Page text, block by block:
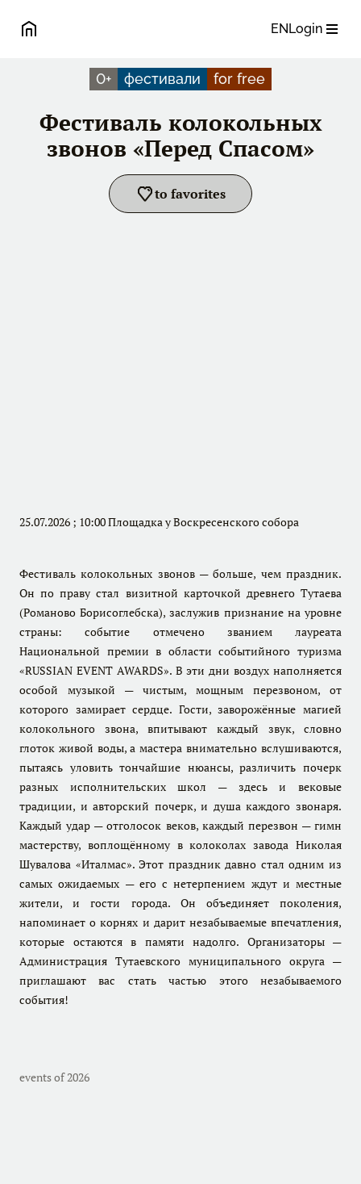
ENLogin
0+ фестивали for free
Фестиваль колокольных
звонов «Перед Спасом»
to favorites
25.07.2026 ; 10:00 Площадка у Воскресенского собора
Фестиваль колокольных звонов — больше, чем праздник.
Он по праву стал визитной карточкой древнего Тутаева
(Романово Борисоглебска), заслужив признание на уровне
страны: событие отмечено званием лауреата
Национальной премии в области событийного туризма
«RUSSIAN EVENT AWARDS». В эти дни воздух наполняется
особой музыкой — чистым, мощным перезвоном, от
которого замирает сердце. Гости, заворожённые магией
колокольного звона, впитывают каждый звук, словно
глоток живой воды, а мастера внимательно вслушиваются,
пытаясь уловить тончайшие нюансы, различить почерк
разных исполнительских школ — здесь и вековые
традиции, и авторский почерк, и душа каждого звонаря.
Каждый удар — отголосок веков, каждый перезвон — гимн
мастерству, воплощённому в колоколах завода Николая
Шувалова «Италмас». Этот праздник давно стал одним из
самых ожидаемых — его с нетерпением ждут и местные
жители, и гости города. Он объединяет поколения,
напоминает о корнях и дарит незабываемые впечатления,
которые остаются в памяти надолго. Организаторы —
Администрация Тутаевского муниципального округа —
приглашают вас стать частью этого незабываемого
события!
events of 2026